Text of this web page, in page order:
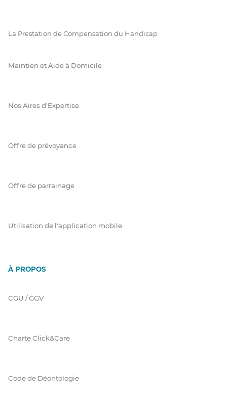
La Prestation de Compensation du Handicap
Maintien et Aide à Domicile
Nos Aires d'Expertise
Offre de prévoyance
Offre de parrainage
Utilisation de l'application mobile
À PROPOS
CGU / GGV
Charte Click&Care
Code de Déontologie